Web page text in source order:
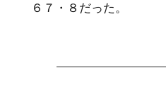
６７・８だった。